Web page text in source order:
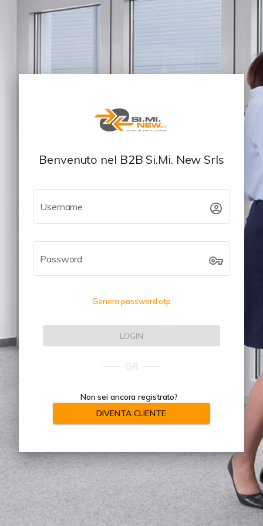
Benvenuto nel B2B Si.Mi. New Srls
Username account_circle
Password vpn_key
Genera password otp
LOGIN
OR
Non sei ancora registrato?
DIVENTA CLIENTE